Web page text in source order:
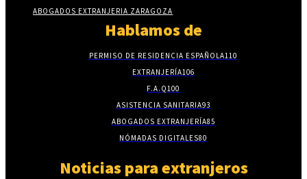
ABOGADOS EXTRANJERIA ZARAGOZA
Hablamos de
PERMISO DE RESIDENCIA ESPAÑOLA110
EXTRANJERÍA106
F.A.Q100
ASISTENCIA SANITARIA93
ABOGADOS EXTRANJERÍA85
NÓMADAS DIGITALES80
Noticias para extranjeros